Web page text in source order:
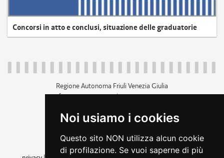
Noi usiamo i cookies
Questo sito NON utilizza alcun cookie
di profilazione. Se vuoi saperne di più
Concorsi in atto e conclusi, situazione delle graduatorie
Regione Autonoma Friuli Venezia Giulia
c.f. 80014930327; p.iva 00526040324
+39 040 3771111
amministrazione trasparente